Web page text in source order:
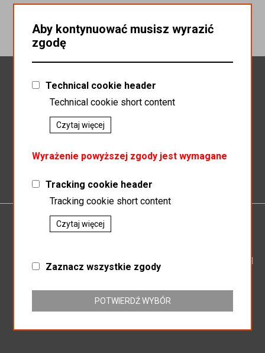
SP.J SŁAWOMIR KOSZEWSKI BOGUSŁAW KOSZEWSKI
ul. Mikołowska 164
NIP: 635-16-25-438
REGON: 276803104
+32 718-63-86
Aby kontynuować musisz wyrazić
zgodę
Technical cookie header
Technical cookie short content
Czytaj więcej
Wyrażenie powyższej zgody jest wymagane
Tracking cookie header
Tracking cookie short content
Czytaj więcej
Zaznacz wszystkie zgody
POTWIERDŹ WYBÓR